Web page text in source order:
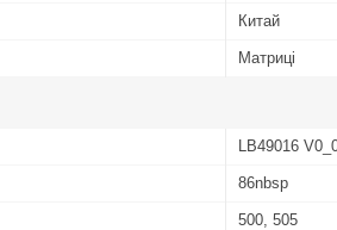
Китай
Матриці
LB49016
86nbsp
500, 505